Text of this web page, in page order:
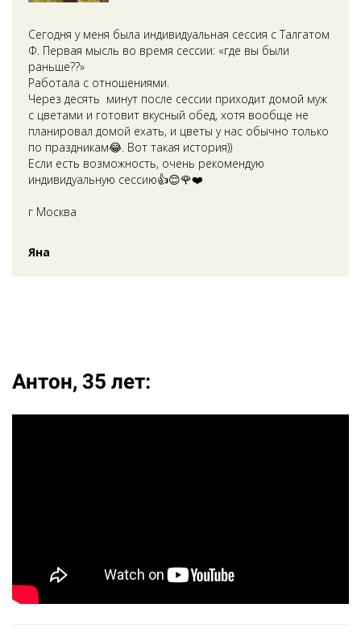
Сегодня у меня была индивидуальная сессия с Талгатом
Ф. Первая мысль во время сессии: «где вы были
раньше??»
Работала с отношениями.
Через десять минут после сессии приходит домой муж
с цветами и готовит вкусный обед, хотя вообще не
планировал домой ехать, и цветы у нас обычно только
по праздникам😂. Вот такая история))
Если есть возможность, очень рекомендую
индивидуальную сессию👍😊🌹❤️
г Москва
Яна
Антон, 35 лет: